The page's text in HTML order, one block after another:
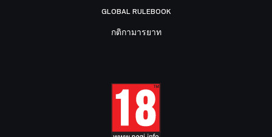
GLOBAL RULEBOOK
กติกามารยาท